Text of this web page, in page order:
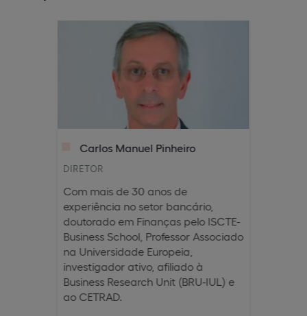
Carlos Manuel Pinheiro
DIRETOR
Com mais de 30 anos de
experiência no setor bancário,
doutorado em Finanças pelo ISCTE-
Business School, Professor Associado
na Universidade Europeia,
investigador ativo, afiliado à
Business Research Unit (BRU-IUL) e
ao CETRAD.